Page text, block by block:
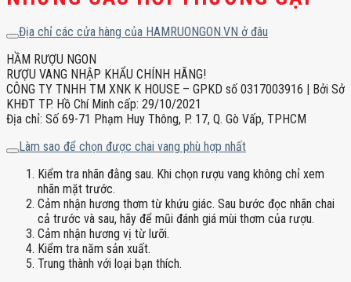
Địa chỉ các cửa hàng của HAMRUONGON.VN ở đâu
HẦM RƯỢU NGON
RƯỢU VANG NHẬP KHẨU CHÍNH HÃNG!
CÔNG TY TNHH TM XNK K HOUSE – GPKD số 0317003916 | Bởi Sở
KHĐT TP. Hồ Chí Minh cấp: 29/10/2021
Địa chỉ: Số 69-71 Phạm Huy Thông, P. 17, Q. Gò Vấp, TPHCM
Làm sao để chọn được chai vang phù hợp nhất
Kiểm tra nhãn đằng sau. Khi chọn rượu vang không chỉ xem
nhãn mặt trước.
Cảm nhận hương thơm từ khứu giác. Sau bước đọc nhãn chai
cả trước và sau, hãy để mũi đánh giá mùi thơm của rượu.
Cảm nhận hương vị từ lưỡi.
Kiểm tra năm sản xuất.
Trung thành với loại bạn thích.